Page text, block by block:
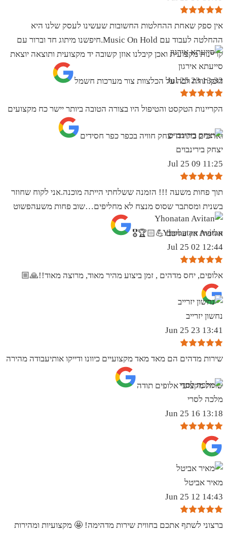
אין ספק שאחת ההחלטות החשובות שעשינו לעסק שלנו היא
ההחלטה לעבוד עם Music On Hold.חיפשנו מיתוג חד וברור עם
קריינות מקצועית ואכן קיבלנו אוזן קשובה יד מקצועית ותוצאה יוצאת
דופן.תודה רבה על הכלצוות צור מערכות חשמל
סייעתא אירגון
13:32 23 Jul 25
הקריינות הטקסט והטיפול היו בצורה הטובה ביותר יישר כח מקצועים
ואדיבים בתודה יצחק חוויה בכפר כפר חסידים
יצחק בירינבוים
11:25 09 Jul 25
תוך פחות משעה !!! הזמנה ששלחתי הייתה מוכנה.אני לקוח שחוזר
בשנית ומסתבר שסוס מנצח לא מחליפים…שוב פחות משעהפשוט
אליפות אין עליכם 💪🏻🏆🎖
Yhonatan Avitan
12:44 02 Jul 25
אלופים, יחס מדהים , זמן ביצוע מהיר מאוד, מרוצה מאוד!!🙏🏼
נחשון יזרייב
13:41 23 Jun 25
שירות מדהים הם מאד מאד מקצועיים כיוונו ודייקו אותיעבודה מהירה
שרות מקצועי אלופים תודה
מלכה לסרי
13:18 16 Jun 25
מאיר אביטל
14:43 12 Jun 25
ברצוני לשתף אתכם בחווית שירות מדהימה! 🤩 מקצועיות ומהירות